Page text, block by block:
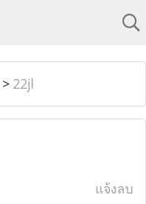
> 22jl
แจ้งลบ